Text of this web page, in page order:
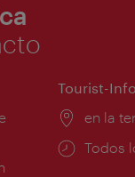
Tourist-
Lugar:
en la
Todos